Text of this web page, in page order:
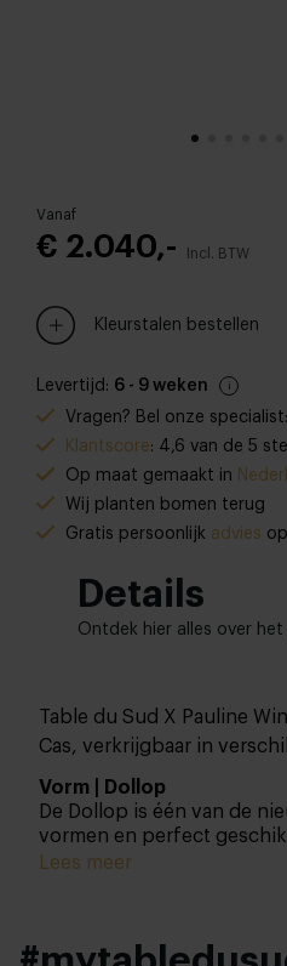
Vanaf
€ 2.040,- Incl. BTW
Kleurstalen bestellen
Levertijd: 6 - 9 weken
Vragen? Bel onze
Klantscore: 4,6 van de 5
Op maat gemaakt in
Wij planten bomen terug
Gratis persoonlijk advies
Details
Ontdek hier alles over
Table du Sud X Pauline
Cas, verkrijgbaar in
Vorm | Dollop
De Dollop is één van de
vormen en perfect
een sprong in het diepe
Lees meer